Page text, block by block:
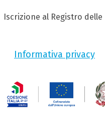
Iscrizione al Registro delle
Informativa privacy